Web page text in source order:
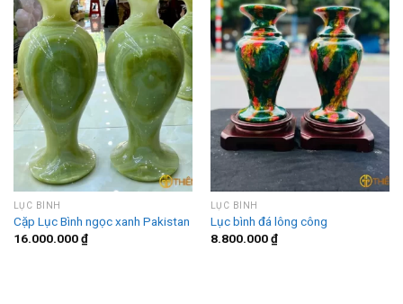
LỤC BÌNH
Cặp Lục Bình ngọc xanh Pakistan
16.000.000₫
LỤC BÌNH
Lục bình đá lông công
8.800.000₫